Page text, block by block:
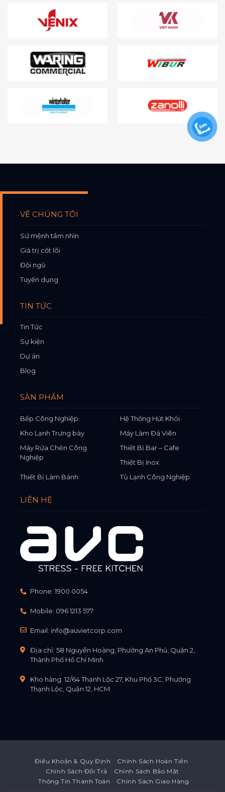
VỀ CHÚNG TÔI
Sứ mệnh tầm nhìn
Giá trị cốt lõi
Đội ngũ
Tuyển dụng
TIN TỨC
Tin Tức
Sự kiện
Dự án
Blog
SẢN PHẨM
Bếp Công Nghiệp
Hệ Thống Hút Khói
Kho Lạnh Trưng bày
Máy Làm Đá Viên
Máy Rửa Chén Công
Nghiệp
Thiết Bị Bar – Cafe
Thiết Bị Inox
Thiết Bị Làm Bánh
Tủ Lạnh Công Nghiệp
LIÊN HỆ
Phone: 1900 0054
Mobile: 096 1213 577
Email: info@auvietcorp.com
Địa chỉ: 58 Nguyễn Hoàng, Phường An Phú, Quận 2,
Thành Phố Hồ Chí Minh
Kho hàng: 12/64 Thạnh Lộc 27, Khu Phố 3C, Phường
Thạnh Lộc, Quận 12, HCM
Điều Khoản & Quy Định
Chính Sách Hoàn Tiền
Chính Sách Đổi Trả
Chính Sách Bảo Mật
Thông Tin Thanh Toán
Chính Sách Giao Hàng